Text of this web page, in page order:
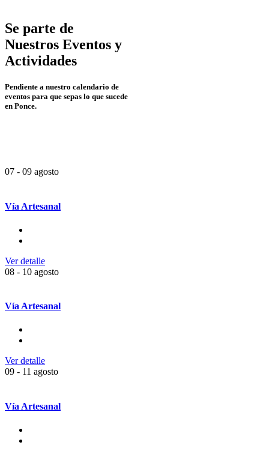
Se parte de
Nuestros Eventos y
Actividades
Pendiente a nuestro calendario de
eventos para que sepas lo que sucede
en Ponce.
07 - 09 agosto
Vía Artesanal
Ver detalle
08 - 10 agosto
Vía Artesanal
Ver detalle
09 - 11 agosto
Vía Artesanal